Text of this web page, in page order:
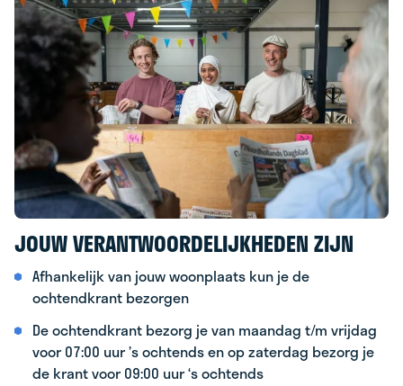
JOUW VERANTWOORDELIJKHEDEN ZIJN
Afhankelijk van jouw woonplaats kun je de
ochtendkrant bezorgen
De ochtendkrant bezorg je van maandag t/m vrijdag
voor 07:00 uur ’s ochtends en op zaterdag bezorg je
de krant voor 09:00 uur ‘s ochtends